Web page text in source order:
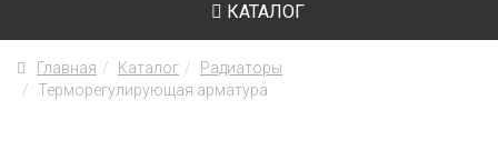
КАТАЛОГ
Главная Каталог
Радиаторы
Терморегулирующая арматура